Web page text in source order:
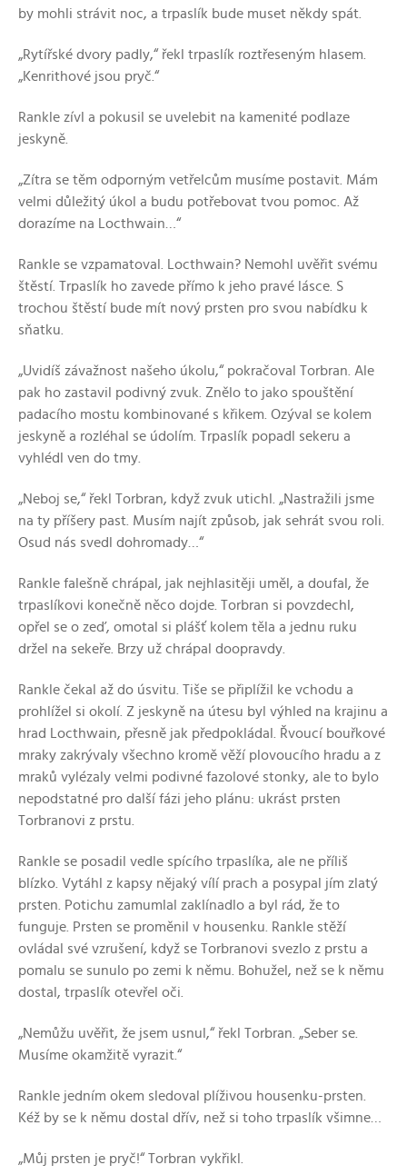
by mohli strávit noc, a trpaslík bude muset někdy spát.
„Rytířské dvory padly,“ řekl trpaslík roztřeseným hlasem.
„Kenrithové jsou pryč.“
Rankle zívl a pokusil se uvelebit na kamenité podlaze
jeskyně.
„Zítra se těm odporným vetřelcům musíme postavit. Mám
velmi důležitý úkol a budu potřebovat tvou pomoc. Až
dorazíme na Locthwain…“
Rankle se vzpamatoval. Locthwain? Nemohl uvěřit svému
štěstí. Trpaslík ho zavede přímo k jeho pravé lásce. S
trochou štěstí bude mít nový prsten pro svou nabídku k
sňatku.
„Uvidíš závažnost našeho úkolu,“ pokračoval Torbran. Ale
pak ho zastavil podivný zvuk. Znělo to jako spouštění
padacího mostu kombinované s křikem. Ozýval se kolem
jeskyně a rozléhal se údolím. Trpaslík popadl sekeru a
vyhlédl ven do tmy.
„Neboj se,“ řekl Torbran, když zvuk utichl. „Nastražili jsme
na ty příšery past. Musím najít způsob, jak sehrát svou roli.
Osud nás svedl dohromady…“
Rankle falešně chrápal, jak nejhlasitěji uměl, a doufal, že
trpaslíkovi konečně něco dojde. Torbran si povzdechl,
opřel se o zeď, omotal si plášť kolem těla a jednu ruku
držel na sekeře. Brzy už chrápal doopravdy.
Rankle čekal až do úsvitu. Tiše se připlížil ke vchodu a
prohlížel si okolí. Z jeskyně na útesu byl výhled na krajinu a
hrad Locthwain, přesně jak předpokládal. Řvoucí bouřkové
mraky zakrývaly všechno kromě věží plovoucího hradu a z
mraků vylézaly velmi podivné fazolové stonky, ale to bylo
nepodstatné pro další fázi jeho plánu: ukrást prsten
Torbranovi z prstu.
Rankle se posadil vedle spícího trpaslíka, ale ne příliš
blízko. Vytáhl z kapsy nějaký vílí prach a posypal jím zlatý
prsten. Potichu zamumlal zaklínadlo a byl rád, že to
funguje. Prsten se proměnil v housenku. Rankle stěží
ovládal své vzrušení, když se Torbranovi svezlo z prstu a
pomalu se sunulo po zemi k němu. Bohužel, než se k němu
dostal, trpaslík otevřel oči.
„Nemůžu uvěřit, že jsem usnul,“ řekl Torbran. „Seber se.
Musíme okamžitě vyrazit.“
Rankle jedním okem sledoval plíživou housenku-prsten.
Kéž by se k němu dostal dřív, než si toho trpaslík všimne…
„Můj prsten je pryč!“ Torbran vykřikl.